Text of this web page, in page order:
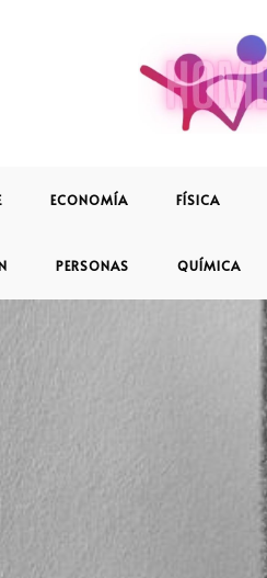
ECONOMÍA FÍSICA
PERSONAS QUÍMICA